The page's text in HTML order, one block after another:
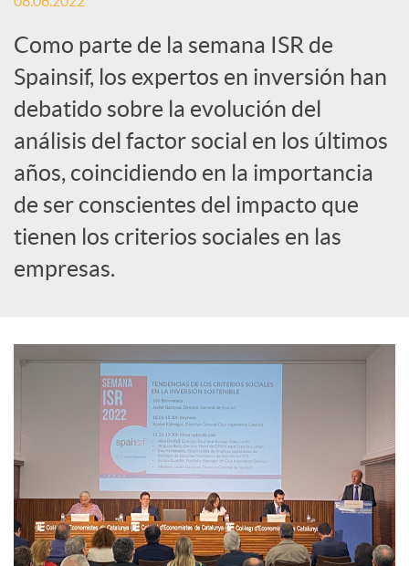
i
a
l
e
s
Como parte de la semana ISR de
Spainsif, los expertos en inversión han
debatido sobre la evolución del
análisis del factor social en los últimos
años, coincidiendo en la importancia
de ser conscientes del impacto que
tienen los criterios sociales en las
empresas.